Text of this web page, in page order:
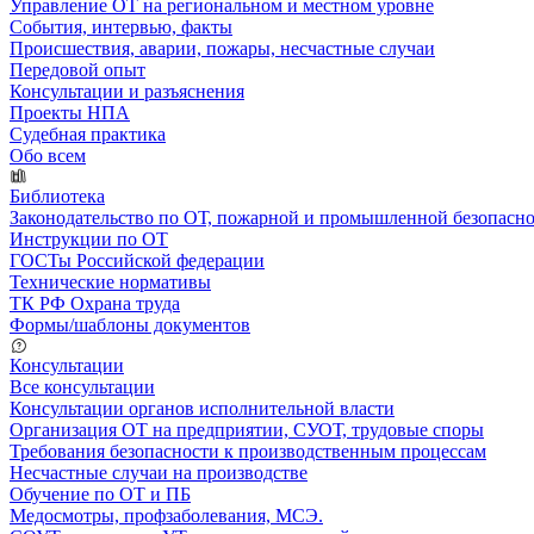
Управление ОТ на региональном и местном уровне
События, интервью, факты
Происшествия, аварии, пожары, несчастные случаи
Передовой опыт
Консультации и разъяснения
Проекты НПА
Судебная практика
Обо всем
Библиотека
Законодательство по ОТ, пожарной и промышленной
Инструкции по ОТ
ГОСТы Российской федерации
Технические нормативы
ТК РФ Охрана труда
Формы/шаблоны документов
Консультации
Все консультации
Консультации органов исполнительной власти
Организация ОТ на предприятии, СУОТ, трудовые споры
Требования безопасности к производственным процессам
Несчастные случаи на производстве
Обучение по ОТ и ПБ
Медосмотры, профзаболевания, МСЭ.